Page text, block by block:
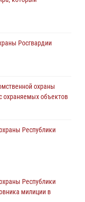
Росгвардии
охраны
охраняемых объектов
Республики
всероссийского
Республики
милиции в